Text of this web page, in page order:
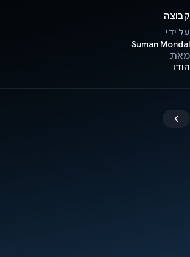
קבוצה
על ידי
Suman Mondal
מאת
הודו